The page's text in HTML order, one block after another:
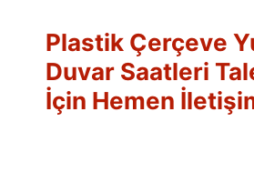
Plastik Çerçeve
Duvar Saatleri
İçin Hemen